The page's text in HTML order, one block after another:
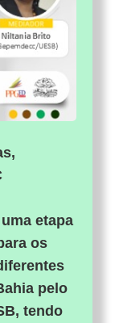
etapa
os
pelo
tendo